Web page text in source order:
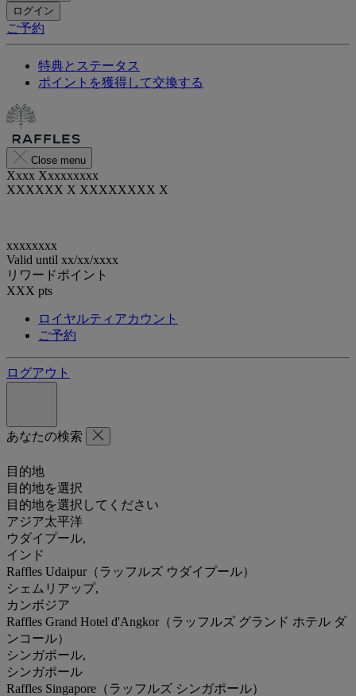
ログイン
ご予約
特典とステータス
ポイントを獲得して交換する
Close menu
Xxxx Xxxxxxxxx
XXXXXX X XXXXXXXX X
xxxxxxxx
Valid until xx/xx/xxxx
リワードポイント
XXX pts
ロイヤルティアカウント
ご予約
ログアウト
あなたの検索
目的地
目的地を選択
目的地を選択してください
アジア太平洋
ウダイプール,
インド
Raffles Udaipur（ラッフルズ ウダイプール）
シェムリアップ,
カンボジア
Raffles Grand Hotel d'Angkor（ラッフルズ グランド ホテル ダ
ンコール）
シンガポール,
シンガポール
Raffles Singapore（ラッフルズ シンガポール）